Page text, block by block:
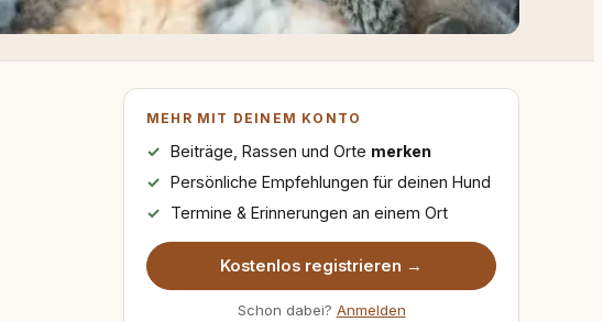
MEHR MIT DEINEM KONTO
Beiträge, Rassen und Orte merken
Persönliche Empfehlungen für deinen Hund
Termine & Erinnerungen an einem Ort
Kostenlos registrieren →
Schon dabei? Anmelden